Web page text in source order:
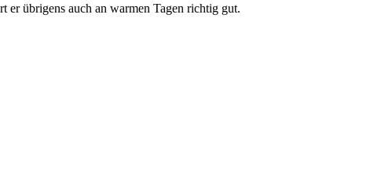
er übrigens auch an warmen Tagen richtig gut.